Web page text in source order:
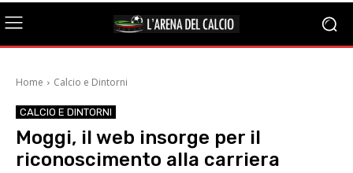
Home Calcio e Dintorni
CALCIO E DINTORNI
Moggi, il web insorge per il
riconoscimento alla carriera